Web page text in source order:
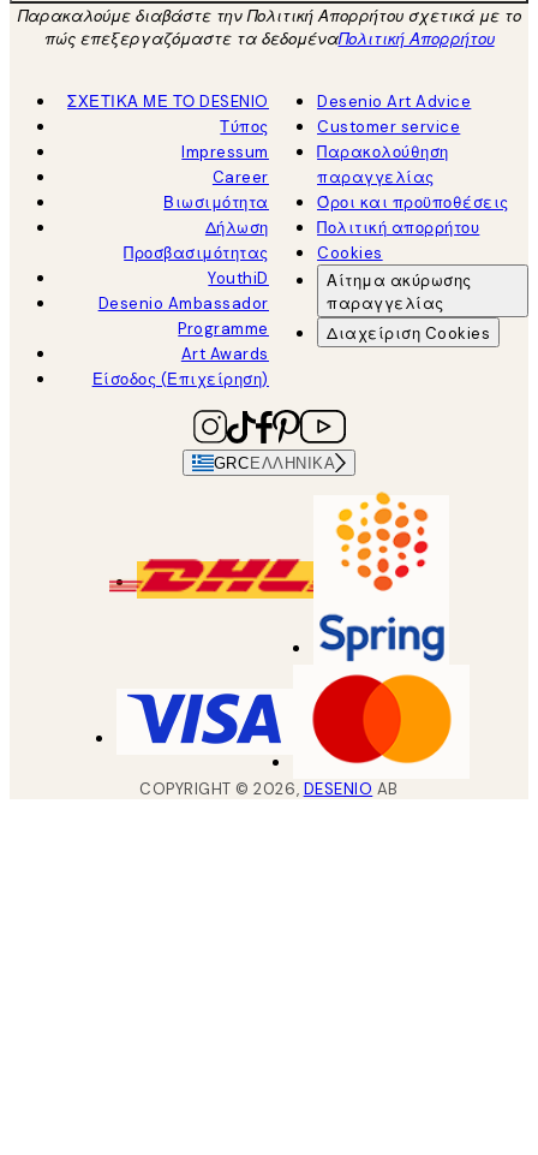
Παρακαλούμε διαβάστε την Πολιτική Απορρήτου σχετικά με το
πώς επεξεργαζόμαστε τα δεδομέναΠολιτική Απορρήτου
ΣΧΕΤΙΚΑ ΜΕ ΤΟ DESENIO
Τύπος
Impressum
Career
Βιωσιμότητα
Δήλωση
Προσβασιμότητας
YouthiD
Desenio Ambassador
Programme
Art Awards
Είσοδος (Επιχείρηση)
Desenio Art Advice
Customer service
Παρακολούθηση
παραγγελίας
Όροι και προϋποθέσεις
Πολιτική απορρήτου
Cookies
Αίτημα ακύρωσης
παραγγελίας
Διαχείριση Cookies
GRC ΕΛΛΗΝΙΚΆ
COPYRIGHT ©2026, DESENIO AB